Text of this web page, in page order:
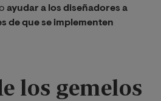
ayudar a los diseñadores a
de que se implementen
los gemelos